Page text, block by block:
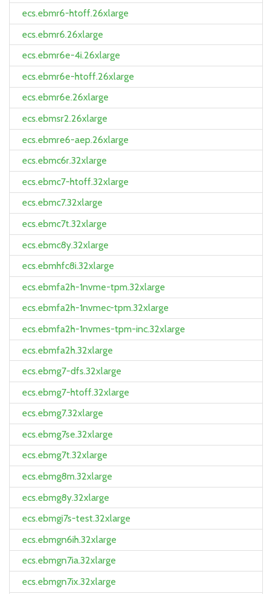
ecs.ebmr6-htoff.26xlarge
ecs.ebmr6.26xlarge
ecs.ebmr6e-4i.26xlarge
ecs.ebmr6e-htoff.26xlarge
ecs.ebmr6e.26xlarge
ecs.ebmsr2.26xlarge
ecs.ebmre6-aep.26xlarge
ecs.ebmc6r.32xlarge
ecs.ebmc7-htoff.32xlarge
ecs.ebmc7.32xlarge
ecs.ebmc7t.32xlarge
ecs.ebmc8y.32xlarge
ecs.ebmhfc8i.32xlarge
ecs.ebmfa2h-1nvme-tpm.32xlarge
ecs.ebmfa2h-1nvmec-tpm.32xlarge
ecs.ebmfa2h-1nvmes-tpm-inc.32xlarge
ecs.ebmfa2h.32xlarge
ecs.ebmg7-dfs.32xlarge
ecs.ebmg7-htoff.32xlarge
ecs.ebmg7.32xlarge
ecs.ebmg7se.32xlarge
ecs.ebmg7t.32xlarge
ecs.ebmg8m.32xlarge
ecs.ebmg8y.32xlarge
ecs.ebmgi7s-test.32xlarge
ecs.ebmgn6ih.32xlarge
ecs.ebmgn7ia.32xlarge
ecs.ebmgn7ix.32xlarge